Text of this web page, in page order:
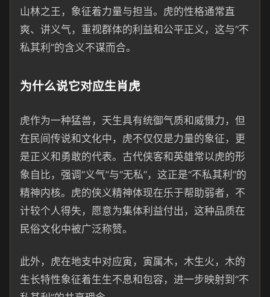
山林之王，象征着力量与担当。虎的性格通常直
爽、讲义气，重视群体的利益和公平正义，这与“不
私其利”的含义不谋而合。
为什么说它对应生肖虎
虎作为一种猛兽，天生具有统御气质和威慑力，但
在民间传说和文化中，虎不仅仅是力量的象征，更
是正义和勇敢的代表。古代侠客和英雄常以虎的形
象自比，强调“义气”与“无私”，这正是“不私其利”的
精神内核。虎的侠义精神体现在乐于帮助弱者，不
计较个人得失，愿意为集体利益付出，这种品质在
民俗文化中被广泛称赞。
此外，虎在地支中对应寅，寅属木，木生火，木的
生长特性象征着生生不息和包容，进一步映射到“不